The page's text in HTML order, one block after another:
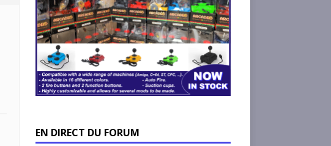
EN DIRECT DU FORUM